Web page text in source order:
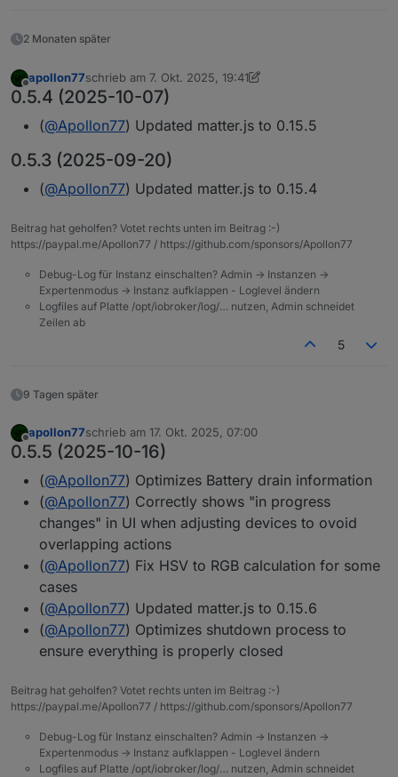
2 Monaten später
Offline
apollon77schrieb am 7. Okt. 2025, 19:41
zuletzt editiert von apollon7710. Juli 2025, 21:41
0.5.4 (2025-10-07)
(@Apollon77) Updated matter.js to 0.15.5
0.5.3 (2025-09-20)
(@Apollon77) Updated matter.js to 0.15.4
Beitrag hat geholfen? Votet rechts unten im Beitrag :-)
https://paypal.me/Apollon77 / https://github.com/sponsors/Apollon77
Debug-Log für Instanz einschalten? Admin -> Instanzen ->
Expertenmodus -> Instanz aufklappen - Loglevel ändern
Logfiles auf Platte /opt/iobroker/log/… nutzen, Admin schneidet
Zeilen ab
5
9 Tagen später
Offline
apollon77schrieb am 17. Okt. 2025, 07:00
zuletzt editiert von
0.5.5 (2025-10-16)
(@Apollon77) Optimizes Battery drain information
(@Apollon77) Correctly shows "in progress
changes" in UI when adjusting devices to ovoid
overlapping actions
(@Apollon77) Fix HSV to RGB calculation for some
cases
(@Apollon77) Updated matter.js to 0.15.6
(@Apollon77) Optimizes shutdown process to
ensure everything is properly closed
Beitrag hat geholfen? Votet rechts unten im Beitrag :-)
https://paypal.me/Apollon77 / https://github.com/sponsors/Apollon77
Debug-Log für Instanz einschalten? Admin -> Instanzen ->
Expertenmodus -> Instanz aufklappen - Loglevel ändern
Logfiles auf Platte /opt/iobroker/log/… nutzen, Admin schneidet